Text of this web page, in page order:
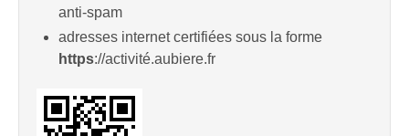
anti-spam
adresses internet certifiées sous la forme
https://activité.aubiere.fr